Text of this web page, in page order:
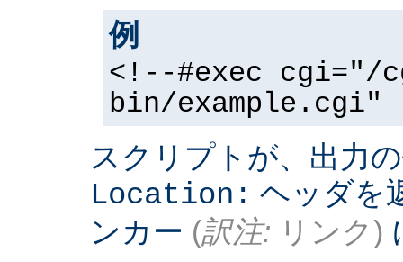
例
<!--#exec cgi="/
bin/example.cgi"
スクリプトが、出力
Location: ヘッダを
ンカー (訳注: リンク)